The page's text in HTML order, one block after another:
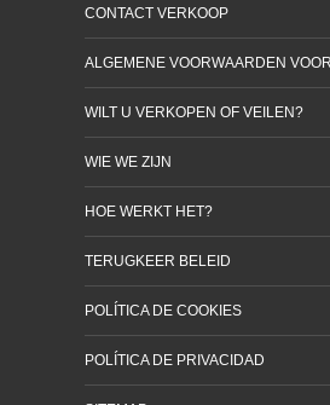
CONTACT VERKOOP
ALGEMENE VOORWAARDEN
WILT U VERKOPEN OF VEILEN?
WIE WE ZIJN
HOE WERKT HET?
TERUGKEER BELEID
POLÍTICA DE COOKIES
POLÍTICA DE PRIVACIDAD